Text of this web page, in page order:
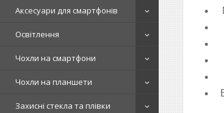
Аксесуари для смартфонів
Освітлення
Чохли на смартфони
Чохли на планшети
Захисні стекла та плівки